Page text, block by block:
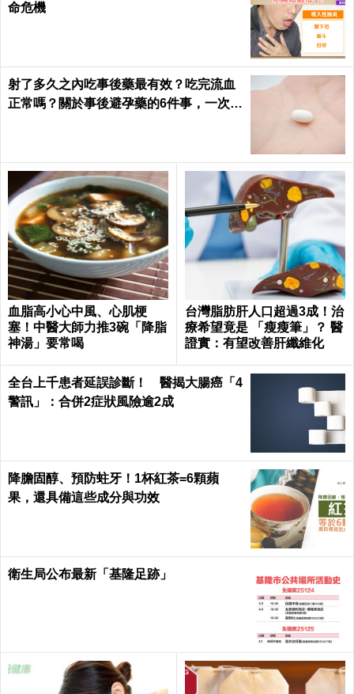
命危機
射了多久之內吃事後藥最有效？吃完流血
正常嗎？關於事後避孕藥的6件事，一次報
血脂高小心中風、心肌梗
塞！中醫大師力推3碗「降脂
神湯」要常喝
台灣脂肪肝人口超過3成！治
療希望竟是 「瘦瘦筆」？ 醫
證實：有望改善肝纖維化
全台上千患者延誤診斷！ 醫揭大腸癌「4
警訊」：合併2症狀風險逾2成
降膽固醇、預防蛀牙！1杯紅茶=6顆蘋
果，還具備這些成分與功效
衛生局公布最新「基隆足跡」